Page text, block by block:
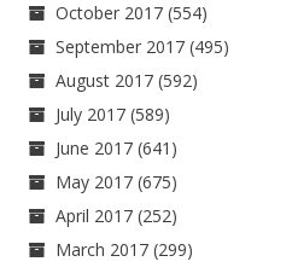
October 2017 (554)
September 2017 (495)
August 2017 (592)
July 2017 (589)
June 2017 (641)
May 2017 (675)
April 2017 (252)
March 2017 (299)